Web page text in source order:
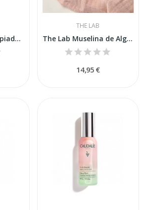
The Lab Crema Limpiadora SIn Jabón 100ml
THE LAB
The Lab Muselina de Algodón 27 x 27cm 2uds
14,95 €